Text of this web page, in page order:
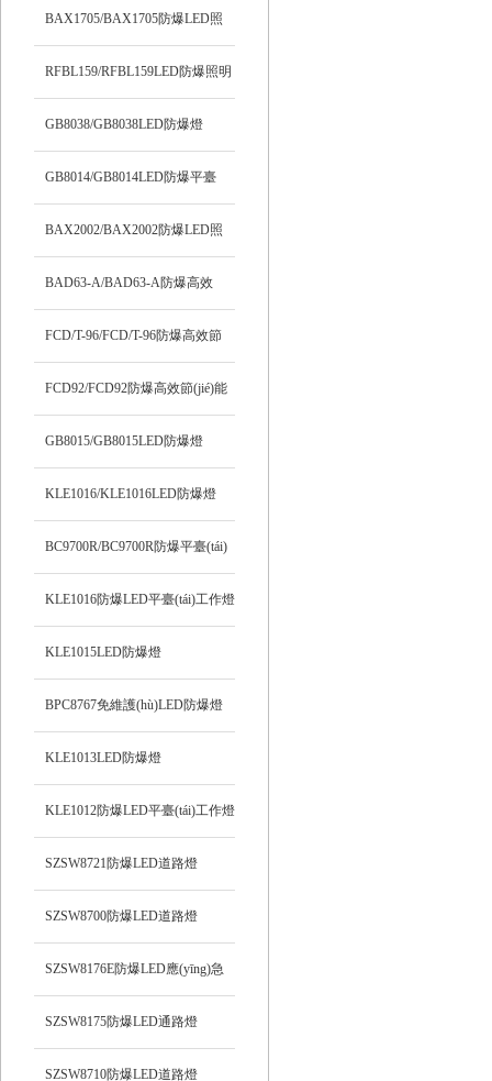
燈
BAX1705/BAX1705防爆LED照
明燈
RFBL159/RFBL159LED防爆照明
燈
GB8038/GB8038LED防爆燈
GB8014/GB8014LED防爆平臺
(tái)燈
BAX2002/BAX2002防爆LED照
明燈
BAD63-A/BAD63-A防爆高效
LED燈
FCD/T-96/FCD/T-96防爆高效節
(jié)能LED燈
FCD92/FCD92防爆高效節(jié)能
LED燈
GB8015/GB8015LED防爆燈
KLE1016/KLE1016LED防爆燈
BC9700R/BC9700R防爆平臺(tái)
燈
KLE1016防爆LED平臺(tái)工作燈
KLE1015LED防爆燈
BPC8767免維護(hù)LED防爆燈
KLE1013LED防爆燈
KLE1012防爆LED平臺(tái)工作燈
SZSW8721防爆LED道路燈
SZSW8700防爆LED道路燈
SZSW8176E防爆LED應(yīng)急
燈
SZSW8175防爆LED通路燈
SZSW8710防爆LED道路燈